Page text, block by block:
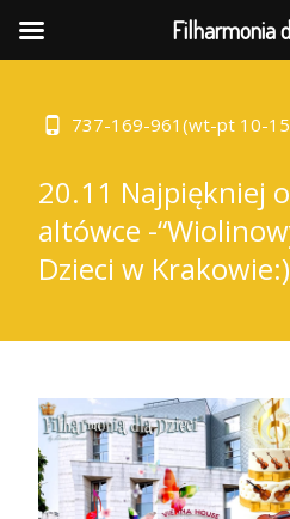
737-169-961(wt-pt 10-
20.11 Najpiękniej
altówce -
Dzieci w Krakowie:)
Filharmonia